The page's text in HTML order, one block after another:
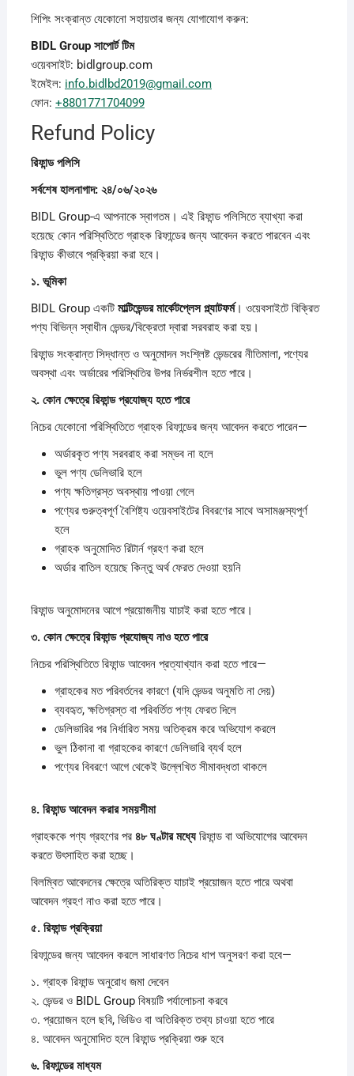
শিপিং সংক্রান্ত যেকোনো সহায়তার জন্য যোগাযোগ করুন:
BIDL Group সাপোর্টটিম
ওয়েবসাইট: bidlgroup.com
ইমেইল: info.bidlbd2019@gmail.com
ফোন: +8801771704099
Refund Policy
রিফান্ডপলিসি
সর্বশেষহালনাগাদ: ২৪/০৬/২০২৬
BIDL Group-এ আপনাকে স্বাগতম। এই রিফান্ড পলিসিতে ব্যাখ্যা করা
হয়েছে কোন পরিস্থিতিতে গ্রাহক রিফান্ডের জন্য আবেদন করতে পারবেন এবং
রিফান্ড কীভাবে প্রক্রিয়া করা হবে।
১. ভূমিকা
BIDL Group একটি মাল্টিভেন্ডরমার্কেটপ্লেসপ্ল্যাটফর্ম। ওয়েবসাইটে বিক্রিত
পণ্য বিভিন্ন স্বাধীন ভেন্ডর/বিক্রেতা দ্বারা সরবরাহ করা হয়।
রিফান্ড সংক্রান্ত সিদ্ধান্ত ও অনুমোদন সংশ্লিষ্ট ভেন্ডরের নীতিমালা, পণ্যের
অবস্থা এবং অর্ডারের পরিস্থিতির উপর নির্ভরশীল হতে পারে।
২. কোনক্ষেত্রেরিফান্ডপ্রযোজ্যহতেপারে
নিচের যেকোনো পরিস্থিতিতে গ্রাহক রিফান্ডের জন্য আবেদন করতে পারেন—
অর্ডারকৃত পণ্য সরবরাহ করা সম্ভব না হলে
ভুল পণ্য ডেলিভারি হলে
পণ্য ক্ষতিগ্রস্ত অবস্থায় পাওয়া গেলে
পণ্যের গুরুত্বপূর্ণ বৈশিষ্ট্য ওয়েবসাইটের বিবরণের সাথে অসামঞ্জস্যপূর্ণ
হলে
গ্রাহক অনুমোদিত রিটার্ন গ্রহণ করা হলে
অর্ডার বাতিল হয়েছে কিন্তু অর্থ ফেরত দেওয়া হয়নি
রিফান্ড অনুমোদনের আগে প্রয়োজনীয় যাচাই করা হতে পারে।
৩. কোনক্ষেত্রেরিফান্ডপ্রযোজ্যনাওহতেপারে
নিচের পরিস্থিতিতে রিফান্ড আবেদন প্রত্যাখ্যান করা হতে পারে—
গ্রাহকের মত পরিবর্তনের কারণে (যদি ভেন্ডর অনুমতি না দেয়)
ব্যবহৃত, ক্ষতিগ্রস্ত বা পরিবর্তিত পণ্য ফেরত দিলে
ডেলিভারির পর নির্ধারিত সময় অতিক্রম করে অভিযোগ করলে
ভুল ঠিকানা বা গ্রাহকের কারণে ডেলিভারি ব্যর্থ হলে
পণ্যের বিবরণে আগে থেকেই উল্লেখিত সীমাবদ্ধতা থাকলে
৪. রিফান্ডআবেদনকরারসময়সীমা
গ্রাহককে পণ্য গ্রহণের পর ৪৮ঘণ্টারমধ্যেরিফান্ড বা অভিযোগের আবেদন
করতে উৎসাহিত করা হচ্ছে।
বিলম্বিত আবেদনের ক্ষেত্রে অতিরিক্ত যাচাই প্রয়োজন হতে পারে অথবা
আবেদন গ্রহণ নাও করা হতে পারে।
৫. রিফান্ডপ্রক্রিয়া
রিফান্ডের জন্য আবেদন করলে সাধারণত নিচের ধাপ অনুসরণ করা হবে—
১. গ্রাহক রিফান্ড অনুরোধ জমা দেবেন
২. ভেন্ডর ও BIDL Group বিষয়টি পর্যালোচনা করবে
৩. প্রয়োজন হলে ছবি, ভিডিও বা অতিরিক্ত তথ্য চাওয়া হতে পারে
৪. আবেদন অনুমোদিত হলে রিফান্ড প্রক্রিয়া শুরু হবে
৬. রিফান্ডেরমাধ্যম